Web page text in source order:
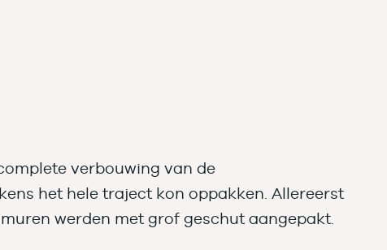
verbouwing van de
het hele traject kon oppakken. Allereerst
werden met grof geschut aangepakt.